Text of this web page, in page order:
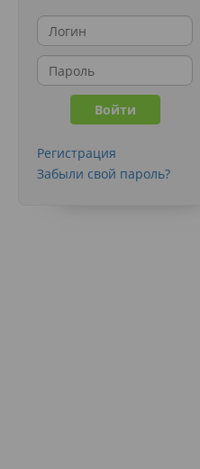
Регистрация
Забыли свой пароль?